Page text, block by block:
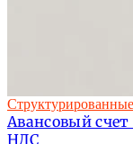
Структурированные
Авансовый
НДС